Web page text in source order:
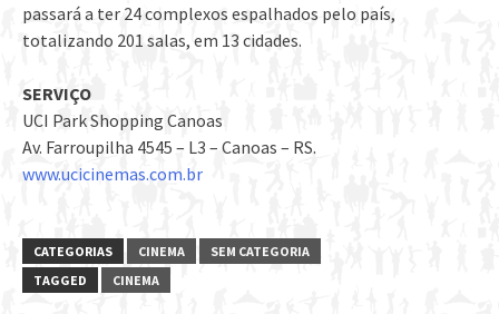
passará a ter 24 complexos espalhados pelo país,
totalizando 201 salas, em 13 cidades.
SERVIÇO
UCI Park Shopping Canoas
Av. Farroupilha 4545 – L3 – Canoas – RS.
www.ucicinemas.com.br
CATEGORIAS CINEMA
SEM CATEGORIA
TAGGED
CINEMA